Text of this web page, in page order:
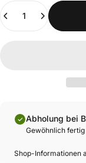
Anzahl
Abholung bei
Gewöhnlich
Shop-Informationen